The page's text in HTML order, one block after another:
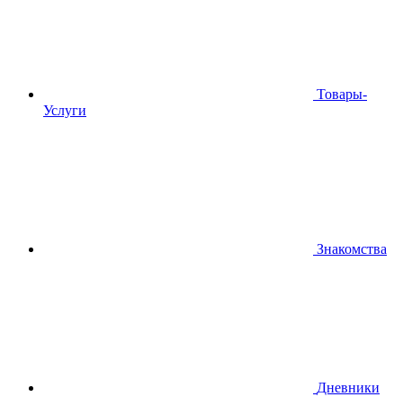
Товары-
Услуги
Знакомства
Дневники